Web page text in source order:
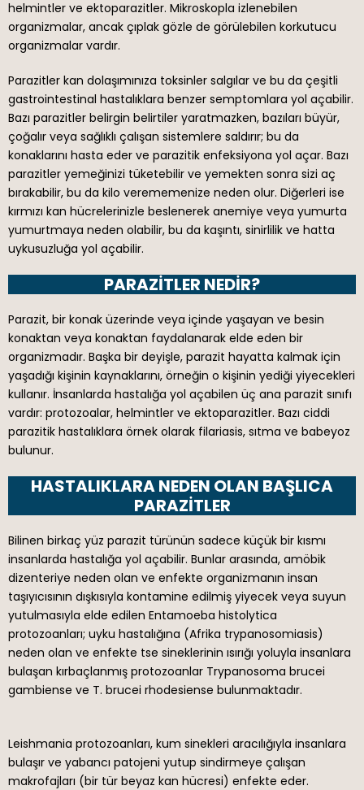
helmintler ve ektoparazitler. Mikroskopla izlenebilen
organizmalar, ancak çıplak gözle de görülebilen korkutucu
organizmalar vardır.
Parazitler kan dolaşımınıza toksinler salgılar ve bu da çeşitli
gastrointestinal hastalıklara benzer semptomlara yol açabilir.
Bazı parazitler belirgin belirtiler yaratmazken, bazıları büyür,
çoğalır veya sağlıklı çalışan sistemlere saldırır; bu da
konaklarını hasta eder ve parazitik enfeksiyona yol açar. Bazı
parazitler yemeğinizi tüketebilir ve yemekten sonra sizi aç
bırakabilir, bu da kilo verememenize neden olur. Diğerleri ise
kırmızı kan hücrelerinizle beslenerek anemiye veya yumurta
yumurtmaya neden olabilir, bu da kaşıntı, sinirlilik ve hatta
uykusuzluğa yol açabilir.
PARAZITLER NEDIR?
Parazit, bir konak üzerinde veya içinde yaşayan ve besin
konaktan veya konaktan faydalanarak elde eden bir
organizmadır. Başka bir deyişle, parazit hayatta kalmak için
yaşadığı kişinin kaynaklarını, örneğin o kişinin yediği yiyecekleri
kullanır. İnsanlarda hastalığa yol açabilen üç ana parazit sınıfı
vardır: protozoalar, helmintler ve ektoparazitler. Bazı ciddi
parazitik hastalıklara örnek olarak filariasis, sıtma ve babeyoz
bulunur.
HASTALIKLARA NEDEN OLAN BAŞLICA
PARAZITLER
Bilinen birkaç yüz parazit türünün sadece küçük bir kısmı
insanlarda hastalığa yol açabilir. Bunlar arasında, amöbik
dizenteriye neden olan ve enfekte organizmanın insan
taşıyıcısının dışkısıyla kontamine edilmiş yiyecek veya suyun
yutulmasıyla elde edilen Entamoeba histolytica
protozoanları; uyku hastalığına (Afrika trypanosomiasis)
neden olan ve enfekte tse sineklerinin ısırığı yoluyla insanlara
bulaşan kırbaçlanmış protozoanlar Trypanosoma brucei
gambiense ve T. brucei rhodesiense bulunmaktadır.
Leishmania protozoanları, kum sinekleri aracılığıyla insanlara
bulaşır ve yabancı patojeni yutup sindirmeye çalışan
makrofajları (bir tür beyaz kan hücresi) enfekte eder.